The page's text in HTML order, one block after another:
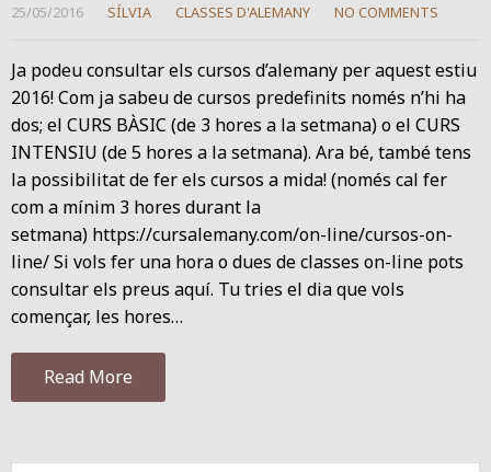
25/05/2016 SÍLVIA CLASSES D'ALEMANY NO COMMENTS
Ja podeu consultar els cursos d’alemany per aquest estiu
2016! Com ja sabeu de cursos predefinits només n’hi ha
dos; el CURS BÀSIC (de 3 hores a la setmana) o el CURS
INTENSIU (de 5 hores a la setmana). Ara bé, també tens
la possibilitat de fer els cursos a mida! (només cal fer
com a mínim 3 hores durant la
setmana) https://cursalemany.com/on-line/cursos-on-
line/ Si vols fer una hora o dues de classes on-line pots
consultar els preus aquí. Tu tries el dia que vols
començar, les hores…
Read More